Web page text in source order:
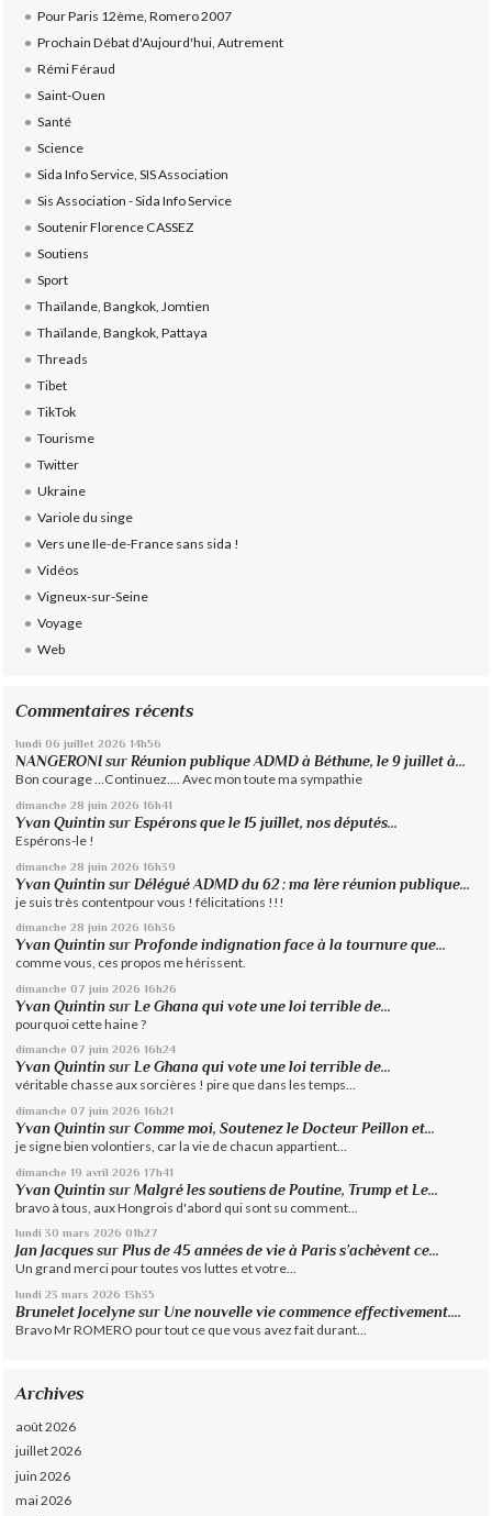
Pour Paris 12ème, Romero 2007
Prochain Débat d'Aujourd'hui, Autrement
Rémi Féraud
Saint-Ouen
Santé
Science
Sida Info Service, SIS Association
Sis Association - Sida Info Service
Soutenir Florence CASSEZ
Soutiens
Sport
Thaïlande, Bangkok, Jomtien
Thaïlande, Bangkok, Pattaya
Threads
Tibet
TikTok
Tourisme
Twitter
Ukraine
Variole du singe
Vers une Ile-de-France sans sida !
Vidéos
Vigneux-sur-Seine
Voyage
Web
Commentaires récents
lundi 06 juillet 2026 14h56
NANGERONI surRéunion publique ADMD à Béthune, le 9 juillet à...
Bon courage ...Continuez.... Avec mon toute ma sympathie
dimanche 28 juin 2026 16h41
Yvan Quintin surEspérons que le 15 juillet, nos députés...
Espérons-le !
dimanche 28 juin 2026 16h39
Yvan Quintin surDélégué ADMD du 62 : ma 1ère réunion publique...
je suis très contentpour vous ! félicitations !!!
dimanche 28 juin 2026 16h36
Yvan Quintin surProfonde indignation face à la tournure que...
comme vous, ces propos me hérissent.
dimanche 07 juin 2026 16h26
Yvan Quintin sur Le Ghana qui vote une loi terrible de...
pourquoi cette haine ?
dimanche 07 juin 2026 16h24
Yvan Quintin surLe Ghana qui vote une loi terrible de...
véritable chasse aux sorcières ! pire que dans les temps...
dimanche 07 juin 2026 16h21
Yvan Quintin surComme moi, Soutenez le Docteur Peillon et...
je signe bien volontiers, car la vie de chacun appartient...
dimanche 19 avril 2026 17h41
Yvan Quintin surMalgré les soutiens de Poutine, Trump et Le...
bravo à tous, aux Hongrois d'abord qui sont su comment...
lundi 30 mars 2026 01h27
Jan Jacques surPlus de 45 années de vie à Paris s’achèvent ce...
Un grand merci pour toutes vos luttes et votre...
lundi 23 mars 2026 13h35
Brunelet Jocelyne sur Une nouvelle vie commence effectivement....
Bravo Mr ROMERO pour tout ce que vous avez fait durant...
Archives
août 2026
juillet 2026
juin 2026
mai 2026